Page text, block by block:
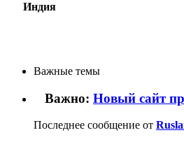
Индия
Важные темы
Важно: Новый сайт
Последнее сообщение от